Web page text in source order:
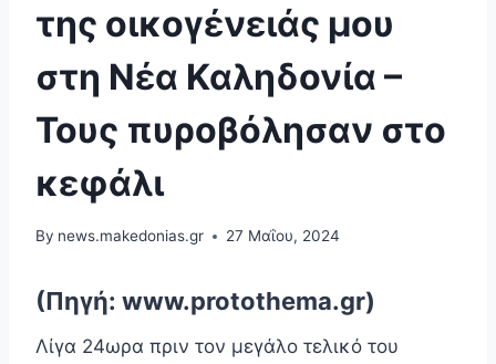
της οικογένειάς μου
στη Νέα Καληδονία –
Τους πυροβόλησαν στο
κεφάλι
By news.makedonias.gr 27 Μαΐου, 2024
(Πηγή: www.protothema.gr)
Λίγα 24ωρα πριν τον μεγάλο τελικό του